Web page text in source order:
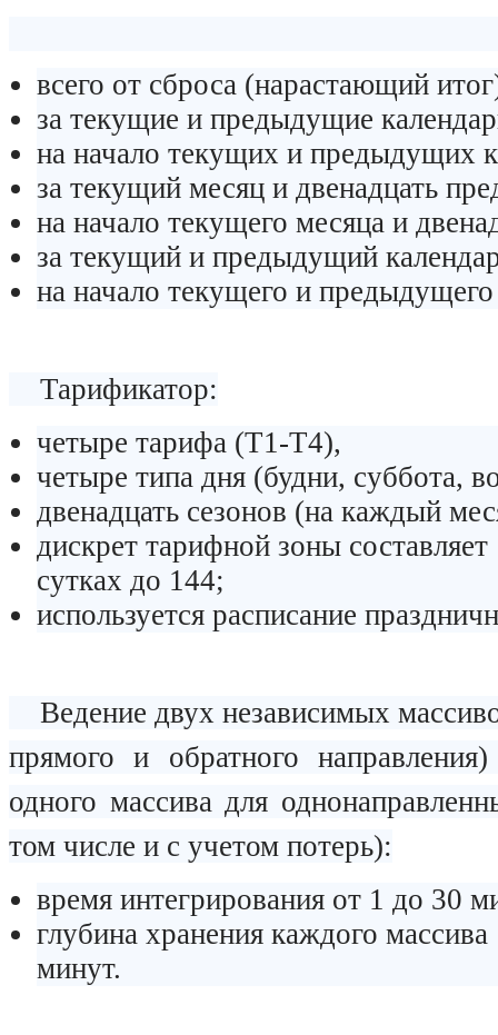
всего от сброса (нарастающий
за текущие и предыдущие
на начало текущих и предыдущих
за текущий месяц и двенадцать
на начало текущего месяца и
за текущий и предыдущий
на начало текущего и предыдущего
Тарификатор:
четыре тарифа (Т1-Т4),
четыре типа дня (будни, суббота,
двенадцать сезонов (на каждый
дискрет тарифной зоны
сутках до 144;
используется расписание
Ведение двух независимых
прямого и обратного
одного массива для
том числе и с учетом потерь):
время интегрирования от 1 до 30
глубина хранения каждого
минут.